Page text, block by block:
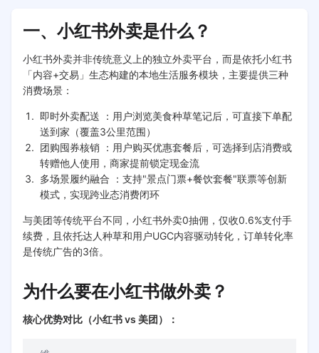
一、小红书外卖是什么？
小红书外卖并非传统意义上的独立外卖平台，而是依托小红书
「内容+交易」生态构建的本地生活服务模块，主要提供三种
消费场景：
即时外卖配送 ：用户浏览美食种草笔记后，可直接下单配
送到家（覆盖3公里范围）
团购囤券核销 ：用户购买优惠套餐后，可选择到店消费或
转赠他人使用，商家提前锁定现金流
多场景履约融合 ：支持"景点门票+餐饮套餐"联票等创新
模式，实现跨业态消费闭环
与美团等传统平台不同，小红书外卖0抽佣，仅收0.6%支付手
续费，且依托达人种草和用户UGC内容驱动转化，订单转化率
是传统广告的3倍。
为什么要在小红书做外卖？
核心优势对比（小红书 vs 美团）：